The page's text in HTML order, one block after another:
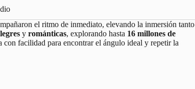
el ritmo de inmediato, elevando la inmersión tanto
y románticas, explorando hasta 16 millones de
facilidad para encontrar el ángulo ideal y repetir la